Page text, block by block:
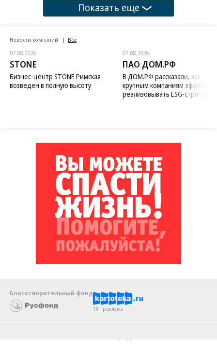
Показать еще
Новости компаний Все
07.08.2026
STONE
Бизнес-центр STONE Римская
возведен в полную высоту
07.08.2026
ПАО ДОМ.РФ
В ДОМ.РФ рассказали, как
крупным компаниям
реализовывать ESG-стратегию
Благотворительный фонд
18+ реклама
Android